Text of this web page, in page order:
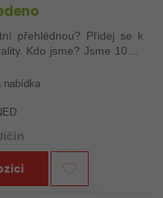
přehlédnou? Přidej se k
100%
zakládá na preciznosti a
nabídka